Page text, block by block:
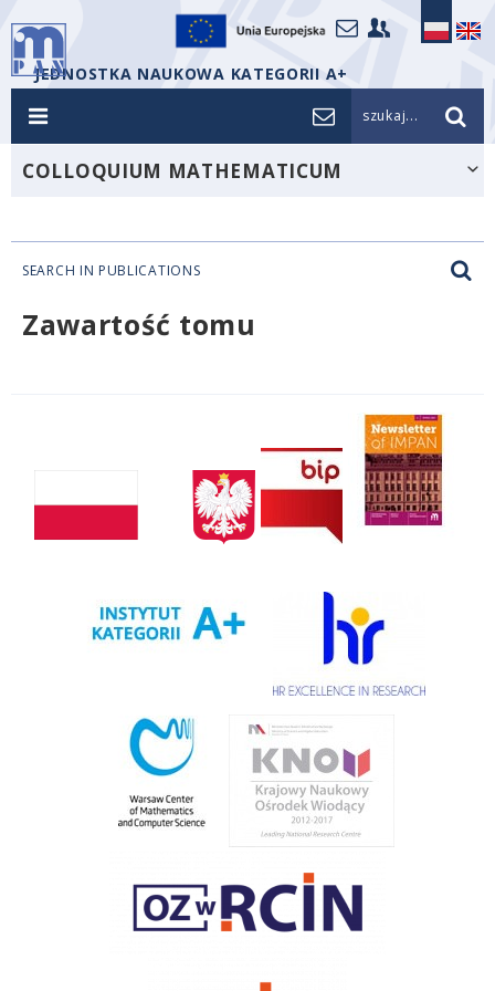
JEDNOSTKA NAUKOWA KATEGORII A+
szukaj...
COLLOQUIUM MATHEMATICUM
SEARCH IN PUBLICATIONS
Zawartość tomu